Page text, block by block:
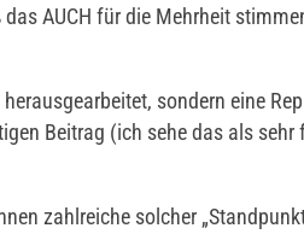
AUCH für die Mehrheit
sondern eine
Beitrag (ich sehe das als sehr
zahlreiche solcher